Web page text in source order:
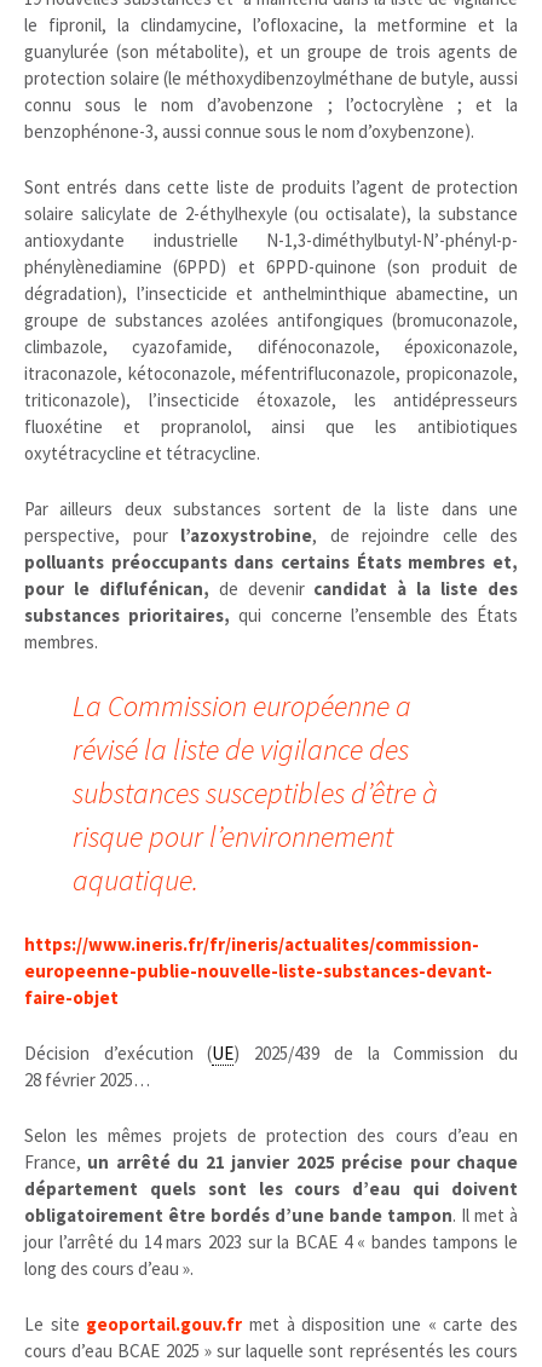
le fipronil, la clindamycine, l’ofloxacine, la metformine et la
guanylurée (son métabolite), et un groupe de trois agents de
protection solaire (le méthoxydibenzoylméthane de butyle, aussi
connu sous le nom d’avobenzone ; l’octocrylène ; et la
benzophénone-3, aussi connue sous le nom d’oxybenzone).
Sont entrés dans cette liste de produits l’agent de protection
solaire salicylate de 2-éthylhexyle (ou octisalate), la substance
antioxydante industrielle N-1,3-diméthylbutyl-N’-phényl-p-
phénylènediamine (6PPD) et 6PPD-quinone (son produit de
dégradation), l’insecticide et anthelminthique abamectine, un
groupe de substances azolées antifongiques (bromuconazole,
climbazole, cyazofamide, difénoconazole, époxiconazole,
itraconazole, kétoconazole, méfentrifluconazole, propiconazole,
triticonazole), l’insecticide étoxazole, les antidépresseurs
fluoxétine et propranolol, ainsi que les antibiotiques
oxytétracycline et tétracycline.
Par ailleurs deux substances sortent de la liste dans une
perspective, pourl’azoxystrobine, de rejoindre celle des
polluants préoccupants dans certains États membres et,
pour le diflufénican, de devenircandidat à la liste des
substances prioritaires, qui concerne l’ensemble des États
membres.
La Commission européenne a
révisé la liste de vigilance des
substances susceptibles d’être à
risque pour l’environnement
aquatique.
https://www.ineris.fr/fr/ineris/actualites/commission-
europeenne-publie-nouvelle-liste-substances-devant-
faire-objet
Décision d’exécution (UE) 2025/439 de la Commission du
28 février 2025…
Selon les mêmes projets de protection des cours d’eau en
France, un arrêté du 21 janvier 2025 précise pour chaque
département quels sont les cours d’eau qui doivent
obligatoirement être bordés d’une bande tampon. Il met à
jour l’arrêté du 14 mars 2023 sur la BCAE 4 « bandes tampons le
long des cours d’eau ».
Le site geoportail.gouv.fr met à disposition une « carte des
cours d’eau BCAE 2025 » sur laquelle sont représentés les cours